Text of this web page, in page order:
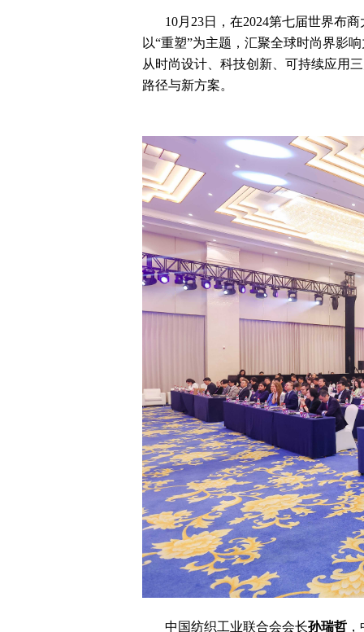
10月23日，在2024第七届世界布
以“重塑”为主题，汇聚全球时尚界影
从时尚设计、科技创新、可持续应用
路径与新方案。
中国纺织工业联合会会长孙瑞哲